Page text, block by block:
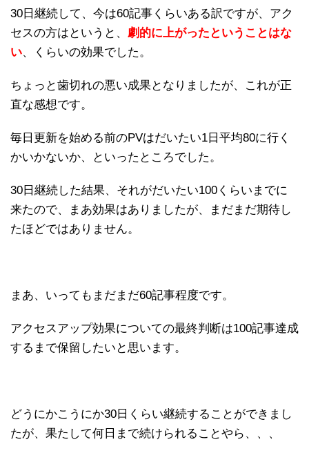
30日継続して、今は60記事くらいある訳ですが、アク
セスの方はというと、 劇的に上がったということはな
い、くらいの効果でした。
ちょっと歯切れの悪い成果となりましたが、これが正
直な感想です。
毎日更新を始める前のPVはだいたい1日平均80に行く
かいかないか、といったところでした。
30日継続した結果、それがだいたい100くらいまでに
来たので、まあ効果はありましたが、まだまだ期待し
たほどではありません。
まあ、いってもまだまだ60記事程度です。
アクセスアップ効果についての最終判断は100記事達成
するまで保留したいと思います。
どうにかこうにか30日くらい継続することができまし
たが、果たして何日まで続けられることやら、、、